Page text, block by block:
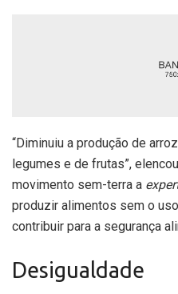
“Diminuiu a produção de
legumes e de frutas”,
movimento sem-terra a
produzir alimentos sem o
contribuir para a segurança
Desigualdade